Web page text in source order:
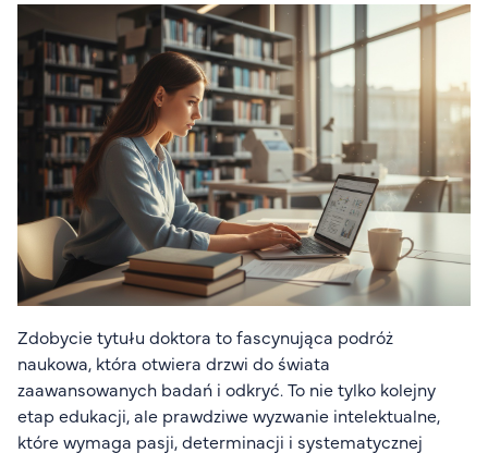
Organizacja studiów
Aktualności
Stypendia
Zjazdy
Dyżury prorektorów
O rekrutacji
Jak zostać studentem AHE
Biuro rekrutacji
Zasady przyjęcia na studia
O PUW
O nas
Akademia Online
Zdobycie tytułu doktora to fascynująca podróż
naukowa, która otwiera drzwi do świata
zaawansowanych badań i odkryć. To nie tylko kolejny
etap edukacji, ale prawdziwe wyzwanie intelektualne,
które wymaga pasji, determinacji i systematycznej